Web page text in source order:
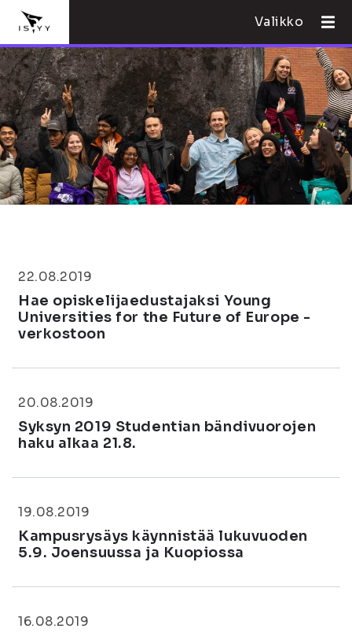
Valikko
22.08.2019
Hae opiskelijaedustajaksi Young
Universities for the Future of Europe -
verkostoon
20.08.2019
Syksyn 2019 Studentian bändivuorojen
haku alkaa 21.8.
19.08.2019
Kampusrysäys käynnistää lukuvuoden
5.9. Joensuussa ja Kuopiossa
16.08.2019